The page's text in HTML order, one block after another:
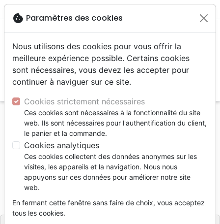
menu
Accueil Jeunesse
Adolescents, jeunes
Héritage d'Oléhân, L' - Tome 1 Ephatha
Héritage d'Oléhân, L' - Tome 1
Ephatha
RIGOTTI SARAH
Référence
EditeurELDEE Edition
cookie Paramètres des cookies
Nous utilisons des cookies pour vous offrir la
meilleure expérience possible. Certains cookies
sont nécessaires, vous devez les accepter pour
continuer à naviguer sur ce site.
Cookies strictement nécessaires
Ces cookies sont nécessaires à la fonctionnalité du site
web. Ils sont nécessaires pour l'authentification du client,
le panier et la commande.
Cookies analytiques
Ces cookies collectent des données anonymes sur les
visites, les appareils et la navigation. Nous nous
appuyons sur ces données pour améliorer notre site
web.
En fermant cette fenêtre sans faire de choix, vous acceptez
tous les cookies.